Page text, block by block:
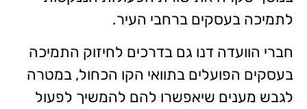
לתמיכה בעסקים ברחבי העיר.
חברי הוועדה דנו גם בדרכים לחיזוק התמיכה
בעסקים הפועלים בתוואי הקו הכחול, במטרה
לגבש מענים שיאפשרו להם להמשיך לפעול